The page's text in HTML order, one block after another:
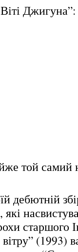
Джигуна”:
той самий
дебютній
старшого
(1993)